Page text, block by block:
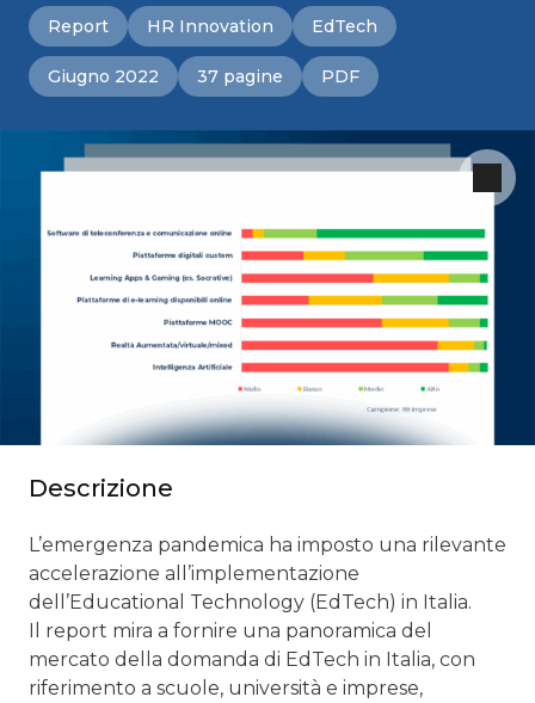
Report HR Innovation EdTech
Giugno 2022 37 pagine PDF
Descrizione
L’emergenza pandemica ha imposto una rilevante
accelerazione all’implementazione
dell’Educational Technology (EdTech) in Italia.
Il report mira a fornire una panoramica del
mercato della domanda di EdTech in Italia, con
riferimento a scuole, università e imprese,